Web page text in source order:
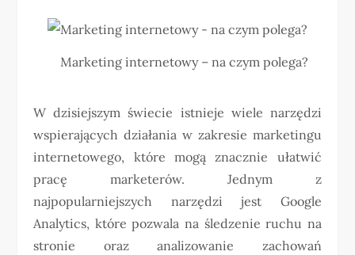
Marketing internetowy – na czym polega?
W dzisiejszym świecie istnieje wiele narzędzi
wspierających działania w zakresie marketingu
internetowego, które mogą znacznie ułatwić
pracę marketerów. Jednym z
najpopularniejszych narzędzi jest Google
Analytics, które pozwala na śledzenie ruchu na
stronie oraz analizowanie zachowań